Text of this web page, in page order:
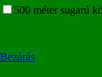
500 méter sugarú
Bezárás